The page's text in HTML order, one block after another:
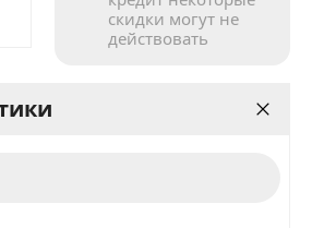
скидки могут не
действовать